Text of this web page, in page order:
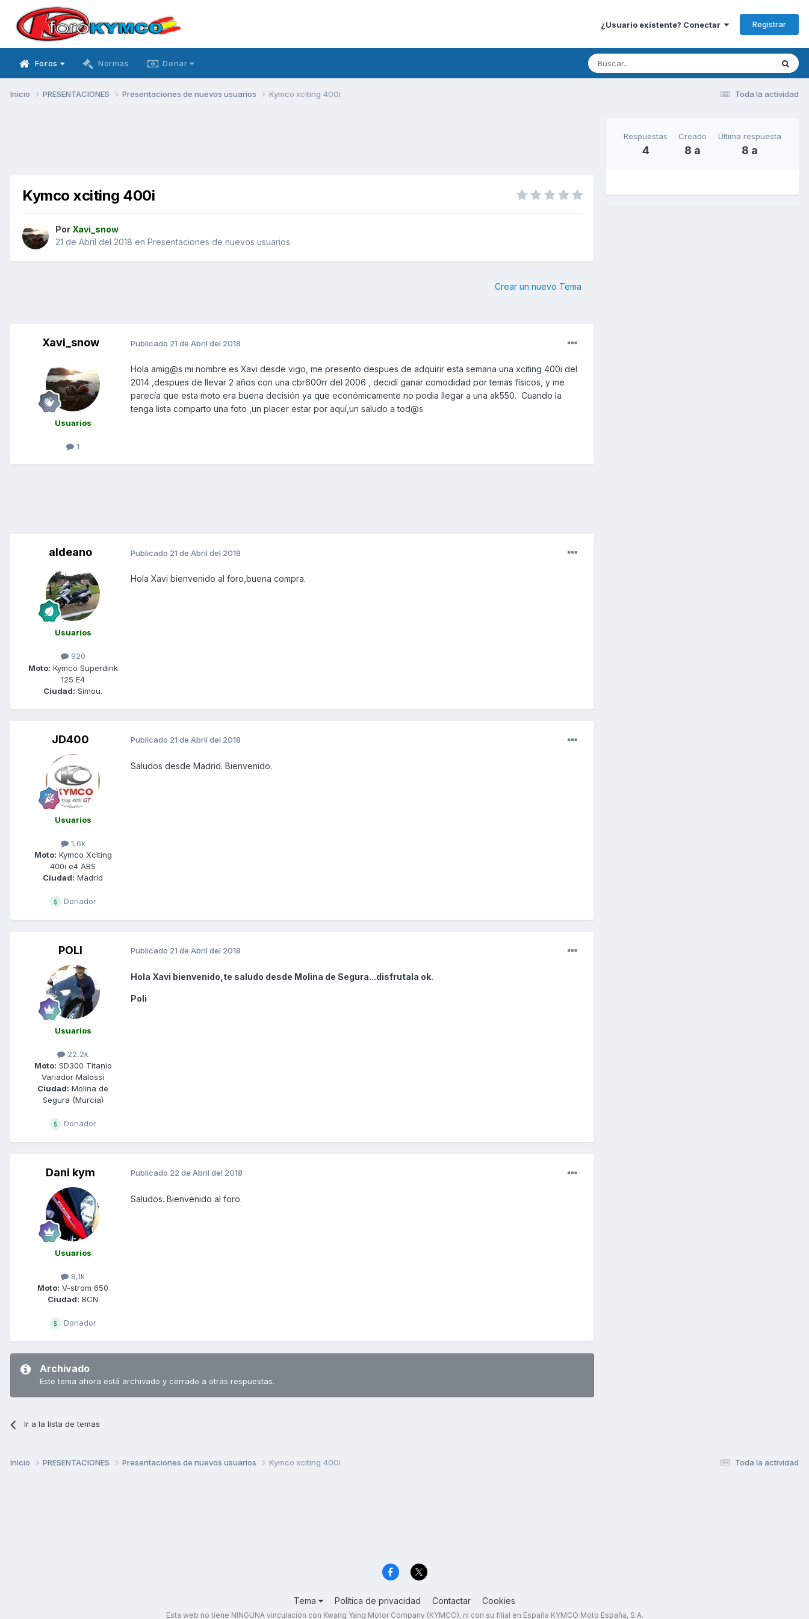
¿Usuario existente? Conectar Registrar
Foros Normas Donar
Toda la actividad
Inicio PRESENTACIONES Presentaciones de nuevos usuarios Kymco xciting 400i
Kymco xciting 400i
Por Xavi_snow
21 de Abril del 2018 en Presentaciones de nuevos usuarios
Crear un nuevo Tema
Xavi_snow
Usuarios
1
Publicado 21 de Abril del 2018
Hola amig@s mi nombre es Xavi desde vigo, me presento despues de adquirir esta semana una xciting 400i del
2014 ,despues de llevar 2 años con una cbr600rr del 2006 , decidí ganar comodidad por temas físicos, y me
parecía que esta moto era buena decisión ya que económicamente no podia llegar a una ak550. Cuando la
tenga lista comparto una foto ,un placer estar por aquí,un saludo a tod@s
aldeano
Usuarios
920
Moto: Kymco Superdink
125 E4
Ciudad: Simou.
Publicado 21 de Abril del 2018
Hola Xavi bienvenido al foro,buena compra.
JD400
Usuarios
1,6k
Moto: Kymco Xciting
400i e4 ABS
Ciudad: Madrid
Donador
Publicado 21 de Abril del 2018
Saludos desde Madrid. Bienvenido.
POLI
Usuarios
22,2k
Moto: SD300 Titanio
Variador Malossi
Ciudad: Molina de
Segura (Murcia)
Donador
Publicado 21 de Abril del 2018
Hola Xavi bienvenido,te saludo desde Molina de Segura...disfrutala ok.
Poli
Dani kym
Usuarios
8,1k
Moto: V-strom 650
Ciudad: BCN
Donador
Publicado 22 de Abril del 2018
Saludos. Bienvenido al foro.
Archivado
Este tema ahora está archivado y cerrado a otras respuestas.
Ir a la lista de temas
Respuestas
4
Creado
8 a
Última respuesta
8 a
Toda la actividad
Inicio PRESENTACIONES Presentaciones de nuevos usuarios Kymco xciting 400i
Tema Política de privacidad Contactar Cookies
Esta web no tiene NINGUNA vinculación con Kwang Yang Motor Company (KYMCO), ni con su filial en España KYMCO Moto España, S.A.